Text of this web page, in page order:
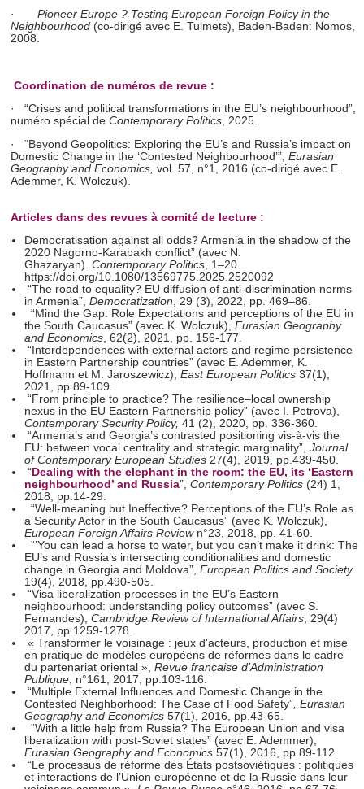
et les annonces, d'offrir des fonctionnalités relatives aux
médias sociaux et d'analyser notre trafic. Nous
d'autres informations que vous leur avez fournies ou qu'ils
·
Pioneer Europe ? Testing European Foreign Policy in the
Neighbourhood (co-dirigé avec E. Tulmets), Baden-Baden: Nomos,
2008.
Coordination de numéros de revue :
·
“Crises and political transformations in the EU’s neighbourhood”,
numéro spécial de Contemporary Politics, 2025.
·
“Beyond Geopolitics: Exploring the EU’s and Russia’s impact on
Domestic Change in the ‘Contested Neighbourhood’”, Eurasian
Geography and Economics, vol. 57, n°1, 2016 (co-dirigé avec E.
Ademmer, K. Wolczuk).
Articles dans des revues à comité de lecture :
Democratisation against all odds? Armenia in the shadow of the
2020 Nagorno-Karabakh conflict” (avec N.
Ghazaryan). Contemporary Politics, 1–20.
https://doi.org/10.1080/13569775.2025.2520092
“The road to equality? EU diffusion of anti-discrimination norms
in Armenia”, Democratization, 29 (3), 2022, pp. 469–86.
“Mind the Gap: Role Expectations and perceptions of the EU in
the South Caucasus” (avec K. Wolczuk), Eurasian Geography
and Economics, 62(2), 2021, pp. 156-177.
“Interdependences with external actors and regime persistence
in Eastern Partnership countries” (avec E. Ademmer, K.
Hoffmann et M. Jaroszewicz), East European Politics 37(1),
2021, pp.89-109.
“From principle to practice? The resilience–local ownership
nexus in the EU Eastern Partnership policy” (avec I. Petrova),
Contemporary Security Policy, 41 (2), 2020, pp. 336-360.
“Armenia’s and Georgia’s contrasted positioning vis-à-vis the
EU: between vocal centrality and strategic marginality”, Journal
of Contemporary European Studies 27(4), 2019, pp.439-450.
“ Dealing with the elephant in the room: the EU, its ‘Eastern
neighbourhood’ and Russia”, Contemporary Politics (24) 1,
2018, pp.14-29.
“Well-meaning but Ineffective? Perceptions of the EU’s Role as
a Security Actor in the South Caucasus” (avec K. Wolczuk),
European Foreign Affairs Reviewn°23, 2018, pp. 41-60.
“’You can lead a horse to water, but you can’t make it drink: The
EU’s and Russia’s intersecting conditionalities and domestic
change in Georgia and Moldova”, European Politics and Society
19(4), 2018, pp.490-505.
“Visa liberalization processes in the EU’s Eastern
neighbourhood: understanding policy outcomes” (avec S.
Fernandes), Cambridge Review of International Affairs, 29(4)
2017, pp.1259-1278.
« Transformer le voisinage : jeux d'acteurs, production et mise
en pratique de modèles européens de réformes dans le cadre
du partenariat oriental », Revue française d’Administration
Publique, n°161, 2017, pp.103-116.
“Multiple External Influences and Domestic Change in the
Contested Neighborhood: The Case of Food Safety”, Eurasian
Geography and Economics 57(1), 2016, pp.43-65.
“With a little help from Russia? The European Union and visa
liberalization with post-Soviet states” (avec E. Ademmer),
Eurasian Geography and Economics 57(1), 2016, pp.89-112.
“Le processus de réforme des États postsoviétiques : politiques
et interactions de l’Union européenne et de la Russie dans leur